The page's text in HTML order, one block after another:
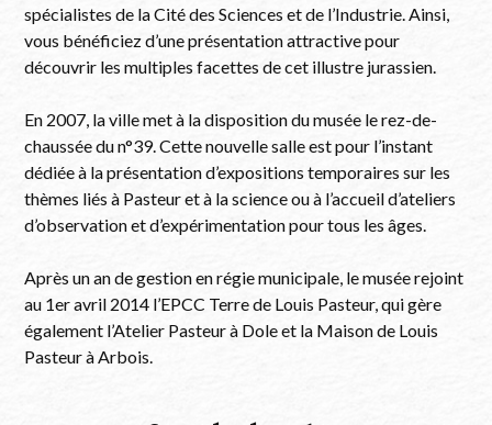
spécialistes de la Cité des Sciences et de l’Industrie. Ainsi,
vous bénéficiez d’une présentation attractive pour
découvrir les multiples facettes de cet illustre jurassien.
En 2007, la ville met à la disposition du musée le rez-de-
chaussée du n°39. Cette nouvelle salle est pour l’instant
dédiée à la présentation d’expositions temporaires sur les
thèmes liés à Pasteur et à la science ou à l’accueil d’ateliers
d’observation et d’expérimentation pour tous les âges.
Après un an de gestion en régie municipale, le musée rejoint
au 1er avril 2014 l’EPCC Terre de Louis Pasteur, qui gère
également l’Atelier Pasteur à Dole et la Maison de Louis
Pasteur à Arbois.